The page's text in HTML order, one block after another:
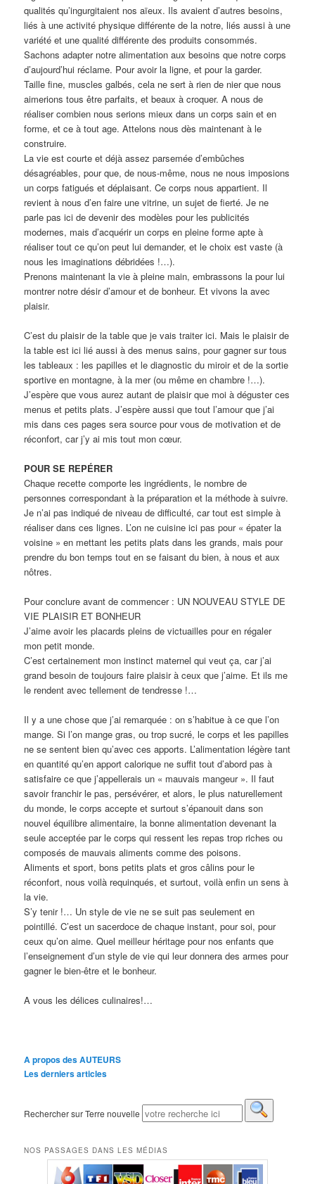
qualités qu’ingurgitaient nos aïeux. Ils avaient d’autres besoins,
liés à une activité physique différente de la notre, liés aussi à une
variété et une qualité différente des produits consommés.
Sachons adapter notre alimentation aux besoins que notre corps
d’aujourd’hui réclame. Pour avoir la ligne, et pour la garder.
Taille fine, muscles galbés, cela ne sert à rien de nier que nous
aimerions tous être parfaits, et beaux à croquer. A nous de
réaliser combien nous serions mieux dans un corps sain et en
forme, et ce à tout age. Attelons nous dès maintenant à le
construire.
La vie est courte et déjà assez parsemée d’embûches
désagréables, pour que, de nous-même, nous ne nous imposions
un corps fatigués et déplaisant. Ce corps nous appartient. Il
revient à nous d’en faire une vitrine, un sujet de fierté. Je ne
parle pas ici de devenir des modèles pour les publicités
modernes, mais d’acquérir un corps en pleine forme apte à
réaliser tout ce qu’on peut lui demander, et le choix est vaste (à
nous les imaginations débridées !…).
Prenons maintenant la vie à pleine main, embrassons la pour lui
montrer notre désir d’amour et de bonheur. Et vivons la avec
plaisir.
C’est du plaisir de la table que je vais traiter ici. Mais le plaisir de
la table est ici lié aussi à des menus sains, pour gagner sur tous
les tableaux : les papilles et le diagnostic du miroir et de la sortie
sportive en montagne, à la mer (ou même en chambre !…).
J’espère que vous aurez autant de plaisir que moi à déguster ces
menus et petits plats. J’espère aussi que tout l’amour que j’ai
mis dans ces pages sera source pour vous de motivation et de
réconfort, car j’y ai mis tout mon cœur.
POUR SE REPÉRER
Chaque recette comporte les ingrédients, le nombre de
personnes correspondant à la préparation et la méthode à suivre.
Je n’ai pas indiqué de niveau de difficulté, car tout est simple à
réaliser dans ces lignes. L’on ne cuisine ici pas pour « épater la
voisine » en mettant les petits plats dans les grands, mais pour
prendre du bon temps tout en se faisant du bien, à nous et aux
nôtres.
Pour conclure avant de commencer : UN NOUVEAU STYLE DE
VIE PLAISIR ET BONHEUR
J’aime avoir les placards pleins de victuailles pour en régaler
mon petit monde.
C’est certainement mon instinct maternel qui veut ça, car j’ai
grand besoin de toujours faire plaisir à ceux que j’aime. Et ils me
le rendent avec tellement de tendresse !…
Il y a une chose que j’ai remarquée : on s’habitue à ce que l’on
mange. Si l’on mange gras, ou trop sucré, le corps et les papilles
ne se sentent bien qu’avec ces apports. L’alimentation légère tant
en quantité qu’en apport calorique ne suffit tout d’abord pas à
satisfaire ce que j’appellerais un « mauvais mangeur ». Il faut
savoir franchir le pas, persévérer, et alors, le plus naturellement
du monde, le corps accepte et surtout s’épanouit dans son
nouvel équilibre alimentaire, la bonne alimentation devenant la
seule acceptée par le corps qui ressent les repas trop riches ou
composés de mauvais aliments comme des poisons.
Aliments et sport, bons petits plats et gros câlins pour le
réconfort, nous voilà requinqués, et surtout, voilà enfin un sens à
la vie.
S’y tenir !… Un style de vie ne se suit pas seulement en
pointillé. C’est un sacerdoce de chaque instant, pour soi, pour
ceux qu’on aime. Quel meilleur héritage pour nos enfants que
l’enseignement d’un style de vie qui leur donnera des armes pour
gagner le bien-être et le bonheur.
A vous les délices culinaires!…
A propos des AUTEURS
Les derniers articles
Rechercher sur Terre nouvelle
NOS PASSAGES DANS LES MÉDIAS